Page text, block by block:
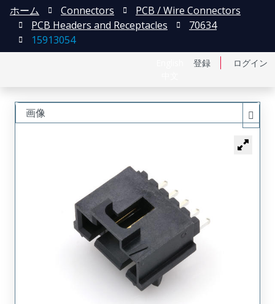
登録 ログイン
ホーム Connectors
PCB / Wire Connectors
PCB Headers and Receptacles
70634
15913054
画像